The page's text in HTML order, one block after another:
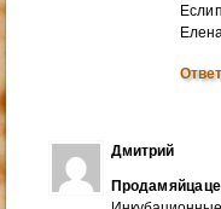
Если
Дмитрий
Продам яйца